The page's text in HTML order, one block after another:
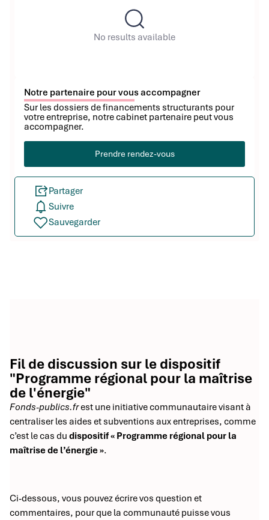
No results available
Notre partenaire pour vous accompagner
Sur les dossiers de financements structurants pour
votre entreprise, notre cabinet partenaire peut vous
accompagner.
Prendre rendez-vous
Partager
Suivre
Sauvegarder
Fil de discussion sur le dispositif
"Programme régional pour la maîtrise
de l'énergie"
Fonds-publics.frest une initiative communautaire visant à
centraliser les aides et subventions aux entreprises, comme
c’est le cas du dispositif « Programme régional pour la
maîtrise de l’énergie ».
Ci-dessous, vous pouvez écrire vos question et
commentaires, pour que la communauté puisse vous